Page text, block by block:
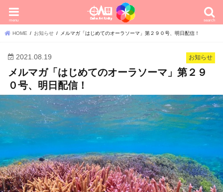
search
menu
HOME お知らせ メルマガ「はじめてのオーラソーマ」第２９０号、明日配信！
お知らせ
2021.08.19
メルマガ「はじめてのオーラソーマ」第２９
０号、明日配信！